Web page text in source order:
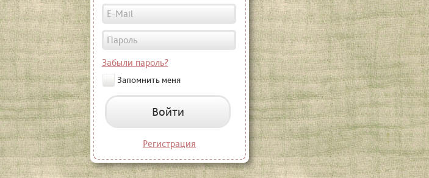
Забыли пароль?
Запомнить меня
Войти
Регистрация